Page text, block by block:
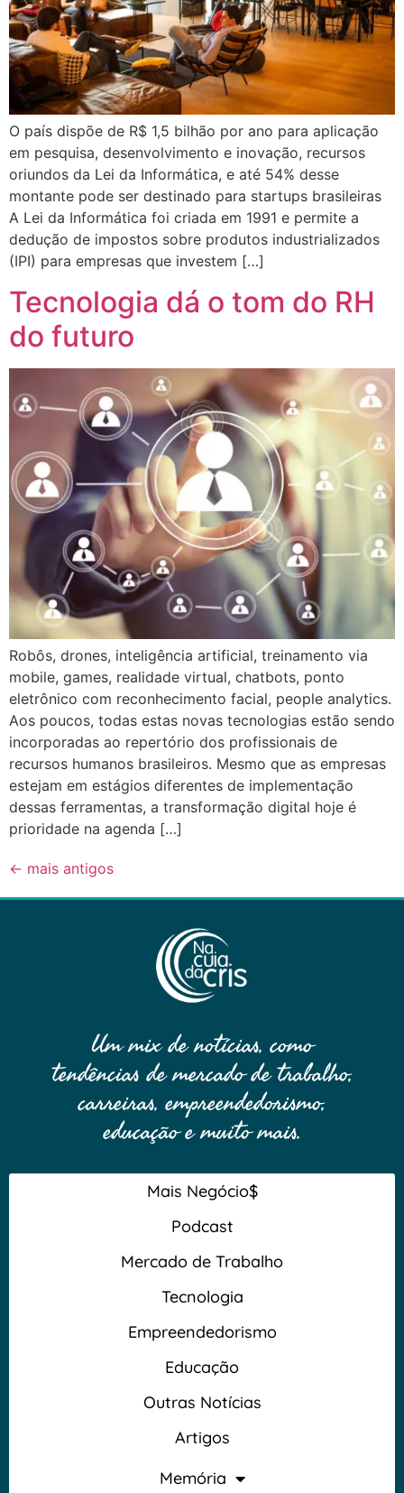
O país dispõe de R$ 1,5 bilhão por ano para aplicação
em pesquisa, desenvolvimento e inovação, recursos
oriundos da Lei da Informática, e até 54% desse
montante pode ser destinado para startups brasileiras
A Lei da Informática foi criada em 1991 e permite a
dedução de impostos sobre produtos industrializados
(IPI) para empresas que investem […]
Tecnologia dá o tom do RH
do futuro
Robôs, drones, inteligência artificial, treinamento via
mobile, games, realidade virtual, chatbots, ponto
eletrônico com reconhecimento facial, people analytics.
Aos poucos, todas estas novas tecnologias estão sendo
incorporadas ao repertório dos profissionais de
recursos humanos brasileiros. Mesmo que as empresas
estejam em estágios diferentes de implementação
dessas ferramentas, a transformação digital hoje é
prioridade na agenda […]
← mais antigos
Um mix de notícias, como
tendências de mercado de trabalho,
carreiras, empreendedorismo,
educação e muito mais.
Mais Negócio$
Podcast
Mercado de Trabalho
Tecnologia
Empreendedorismo
Educação
Outras Notícias
Artigos
Memória